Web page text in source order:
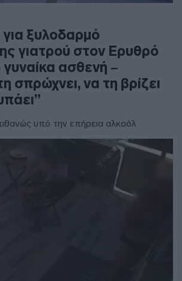
ξυλοδαρμό
γιατρού στον Ερυθρό
ασθενή –
σπρώχνει, να τη βρίζει
υπό την επήρεια αλκοόλ